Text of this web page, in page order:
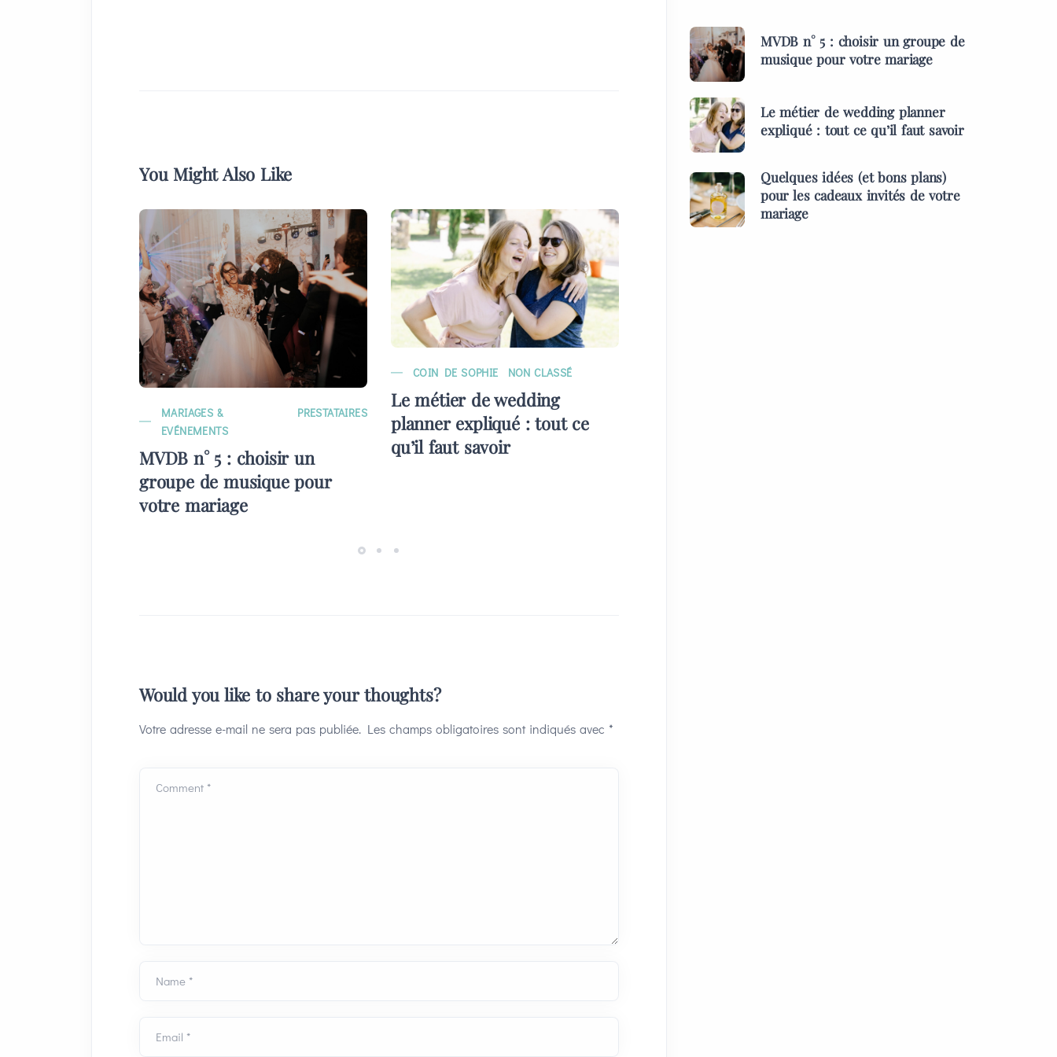
You Might Also Like
MARIAGES &
EVÉNEMENTS
PRESTATAIRES
MVDB n° 5 : choisir un
groupe de musique pour
votre mariage
COIN DE SOPHIE NON CLASSÉ
Le métier de wedding
planner expliqué : tout ce
qu’il faut savoir
Would you like to share your thoughts?
Votre adresse e-mail ne sera pas publiée. Les champs obligatoires sont indiqués avec *
Comment *
Name *
Email *
MVDB n° 5 : choisir un groupe de
musique pour votre mariage
Le métier de wedding planner
expliqué : tout ce qu’il faut savoir
Quelques idées (et bons plans)
pour les cadeaux invités de votre
mariage